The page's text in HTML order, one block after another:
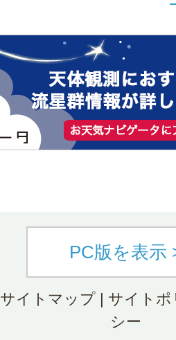
PC版を表示
サイトマップ| サイトポ
シー